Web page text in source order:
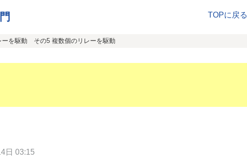
TOPに戻る
を駆動 その5 複数個のリレーを駆動
日 03:15